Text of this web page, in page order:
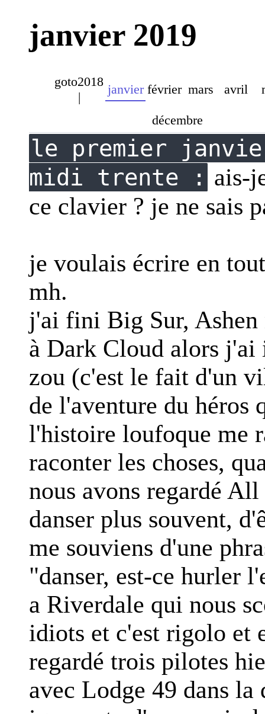
janvier 2019
goto2018
|
janvier février mars avril
décembre
le premier
midi trente : ais-
ce clavier ? je ne sais
je voulais écrire en
mh.
j'ai fini Big Sur, Ashen
à Dark Cloud alors j'ai
zou (c'est le fait d'un
de l'aventure du héros
l'histoire loufoque me
raconter les choses,
nous avons regardé
danser plus souvent,
me souviens d'une
"danser, est-ce hurler
a Riverdale qui nous
idiots et c'est rigolo et
regardé trois pilotes
avec Lodge 49 dans